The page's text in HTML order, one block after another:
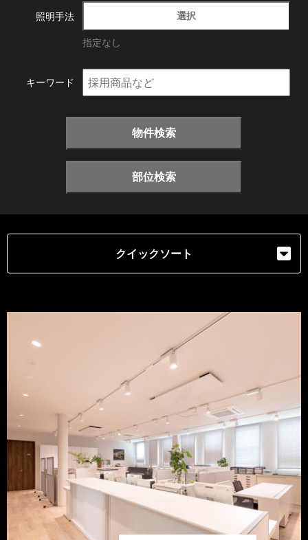
照明手法 選択
指定なし
キーワード
物件検索
部位検索
クイックソート